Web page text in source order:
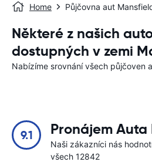
Home Půjčovna aut
Některé z našich
dostupných v zemi
Nabízíme srovnání všech půjčoven
9.1 Pronájem Auta
Naši zákazníci nás
všech 12842